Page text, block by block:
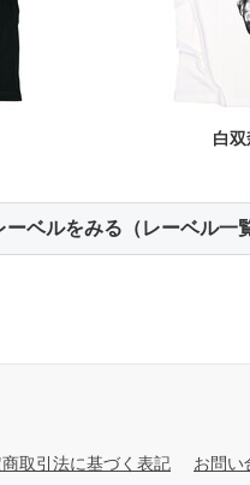
白
ーベルをみる（レーベル一
取引法に基づく表記 お問い